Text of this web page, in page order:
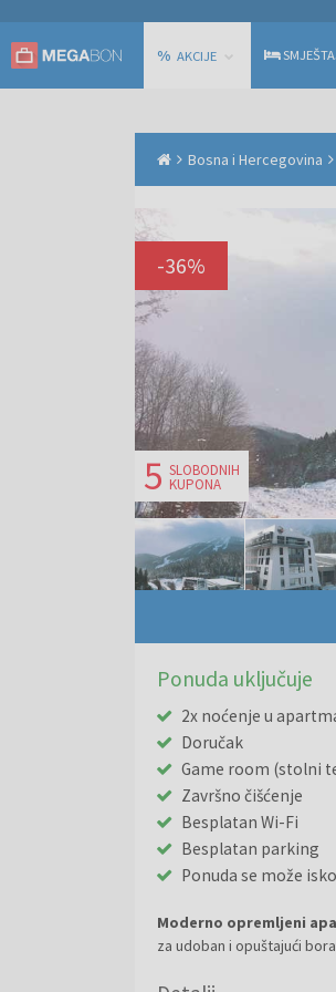
% AKCIJE
Bosna i Hercegovina
-36%
5 SLOBODNIH
KUPONA
Ponuda uključuje
2x noćenje u
Doručak
Game room (stolni
Završno čišćenje
Besplatan Wi-Fi
Besplatan parking
Ponuda se može
Moderno opremljeni
za udoban i opuštajući